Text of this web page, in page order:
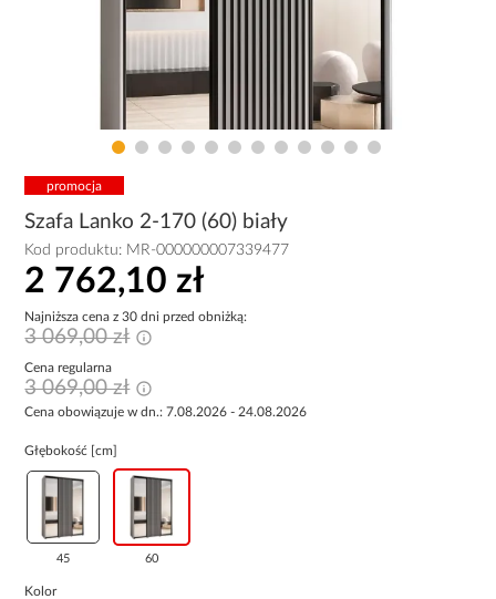
promocja
Szafa Lanko 2-170 (60) biały
Kod produktu: MR-000000007339477
2 762,10 zł
Najniższa cena z 30 dni przed obniżką:
3 069,00 zł
Cena regularna
3 069,00 zł
Cena obowiązuje w dn.: 7.08.2026 - 24.08.2026
Głębokość [cm]
45 60
Kolor